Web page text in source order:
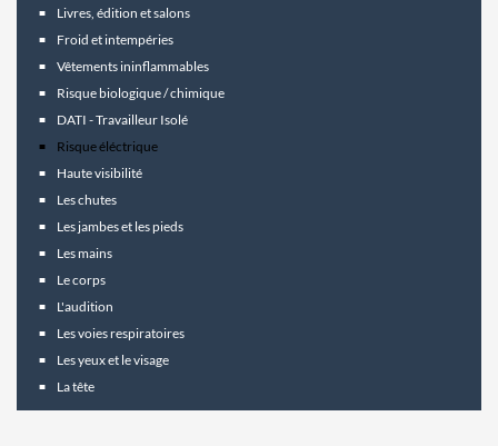
Livres, édition et salons
Froid et intempéries
Vêtements ininflammables
Risque biologique / chimique
DATI - Travailleur Isolé
Risque éléctrique
Haute visibilité
Les chutes
Les jambes et les pieds
Les mains
Le corps
L'audition
Les voies respiratoires
Les yeux et le visage
La tête